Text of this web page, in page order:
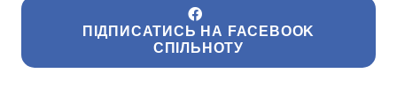
ПІДПИСАТИСЬ НА FACEBOOK
СПІЛЬНОТУ